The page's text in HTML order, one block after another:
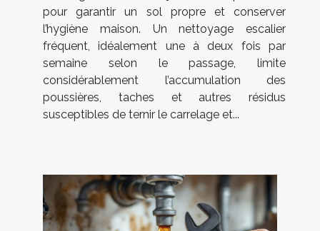
pour garantir un sol propre et conserver
l’hygiène maison. Un nettoyage escalier
fréquent, idéalement une à deux fois par
semaine selon le passage, limite
considérablement l’accumulation des
poussières, taches et autres résidus
susceptibles de ternir le carrelage et...